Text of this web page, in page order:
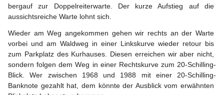
bergauf zur Doppelreiterwarte. Der kurze Aufstieg auf die
aussichtsreiche Warte lohnt sich.
Wieder am Weg angekommen gehen wir rechts an der Warte
vorbei und am Waldweg in einer Linkskurve wieder retour bis
zum Parkplatz des Kurhauses. Diesen erreichen wir aber nicht,
sondern folgen dem Weg in einer Rechtskurve zum 20-Schilling-
Blick. Wer zwischen 1968 und 1988 mit einer 20-Schilling-
Banknote gezahlt hat, dem könnte der Ausblick vom erwähnten